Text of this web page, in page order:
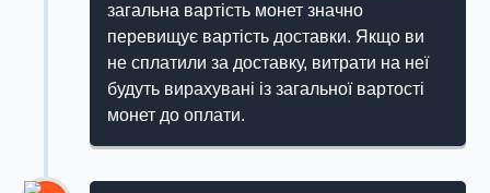
загальна вартість монет значно
перевищує вартість доставки. Якщо ви
не сплатили за доставку, витрати на неї
будуть вирахувані із загальної вартості
монет до оплати.